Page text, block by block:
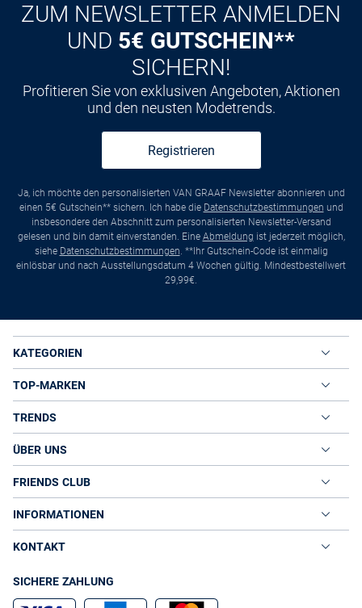
ZUM NEWSLETTER ANMELDEN
UND 5€ GUTSCHEIN**
SICHERN!
Profitieren Sie von exklusiven Angeboten, Aktionen
und den neusten Modetrends.
Registrieren
Ja, ich möchte den personalisierten VAN GRAAF Newsletter abonnieren und
einen 5€ Gutschein** sichern. Ich habe die Datenschutzbestimmungen und
insbesondere den Abschnitt zum personalisierten Newsletter-Versand
gelesen und bin damit einverstanden. Eine Abmeldung ist jederzeit möglich,
siehe Datenschutzbestimmungen. **Ihr Gutschein-Code ist einmalig
einlösbar und nach Ausstellungsdatum 4 Wochen gültig. Mindestbestellwert
29,99€.
KATEGORIEN
TOP-MARKEN
TRENDS
ÜBER UNS
FRIENDS CLUB
INFORMATIONEN
KONTAKT
SICHERE ZAHLUNG